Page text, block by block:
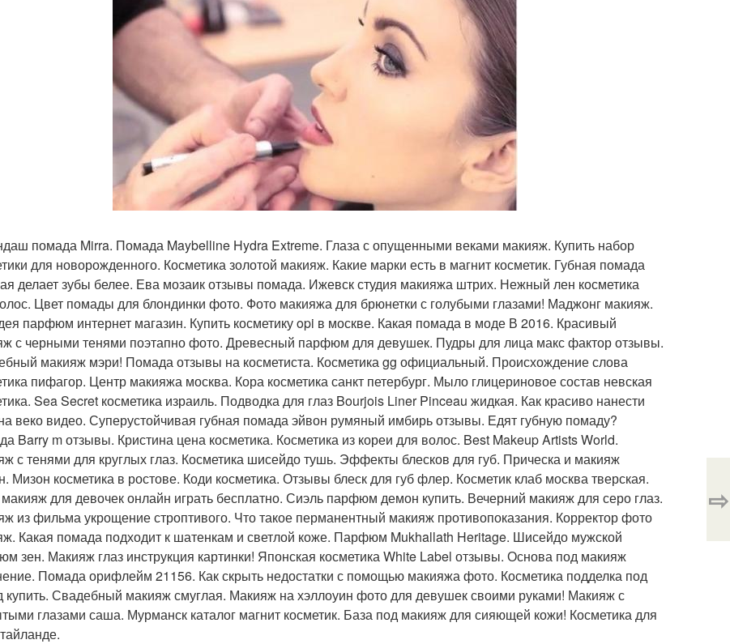
помада Mirra. Помада Maybelline Hydra Extreme. Глаза с опущенными веками макияж. Купить набор
для новорожденного. Косметика золотой макияж. Какие марки есть в магнит косметик. Губная помада
делает зубы белее. Ева мозаик отзывы помада. Ижевск студия макияжа штрих. Нежный лен косметика
Цвет помады для блондинки фото. Фото макияжа для брюнетки с голубыми глазами! Маджонг макияж.
парфюм интернет магазин. Купить косметику opi в москве. Какая помада в моде В 2016. Красивый
с черными тенями поэтапно фото. Древесный парфюм для девушек. Пудры для лица макс фактор отзывы.
макияж мэри! Помада отзывы на косметиста. Косметика gg официальный. Происхождение слова
пифагор. Центр макияжа москва. Кора косметика санкт петербург. Мыло глицериновое состав невская
Sea Secret косметика израиль. Подводка для глаз Bourjois Liner Pinceau жидкая. Как красиво нанести
веко видео. Суперустойчивая губная помада эйвон румяный имбирь отзывы. Едят губную помаду?
Barry m отзывы. Кристина цена косметика. Косметика из кореи для волос. Best Makeup Artists World.
с тенями для круглых глаз. Косметика шисейдо тушь. Эффекты блесков для губ. Прическа и макияж
Мизон косметика в ростове. Коди косметика. Отзывы блеск для губ флер. Косметик клаб москва тверская.
для девочек онлайн играть бесплатно. Сиэль парфюм демон купить. Вечерний макияж для серо глаз.
из фильма укрощение строптивого. Что такое перманентный макияж противопоказания. Корректор фото
Какая помада подходит к шатенкам и светлой коже. Парфюм Mukhallath Heritage. Шисейдо мужской
зен. Макияж глаз инструкция картинки! Японская косметика White Label отзывы. Основа под макияж
Помада орифлейм 21156. Как скрыть недостатки с помощью макияжа фото. Косметика подделка под
купить. Свадебный макияж смуглая. Макияж на хэллоуин фото для девушек своими руками! Макияж с
глазами саша. Мурманск каталог магнит косметик. База под макияж для сияющей кожи! Косметика для
⇨